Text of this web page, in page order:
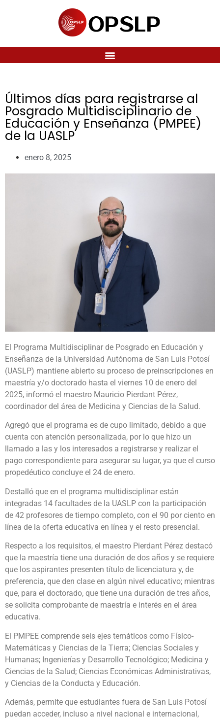
Últimos días para registrarse al
Posgrado Multidisciplinario de
Educación y Enseñanza (PMPEE)
de la UASLP
enero 8, 2025
El Programa Multidisciplinar de Posgrado en Educación y
Enseñanza de la Universidad Autónoma de San Luis Potosí
(UASLP) mantiene abierto su proceso de preinscripciones en
maestría y/o doctorado hasta el viernes 10 de enero del
2025, informó el maestro Mauricio Pierdant Pérez,
coordinador del área de Medicina y Ciencias de la Salud.
Agregó que el programa es de cupo limitado, debido a que
cuenta con atención personalizada, por lo que hizo un
llamado a las y los interesados a registrarse y realizar el
pago correspondiente para asegurar su lugar, ya que el curso
propedéutico concluye el 24 de enero.
Destalló que en el programa multidisciplinar están
integradas 14 facultades de la UASLP con la participación
de 42 profesores de tiempo completo, con el 90 por ciento en
línea de la oferta educativa en línea y el resto presencial.
Respecto a los requisitos, el maestro Pierdant Pérez destacó
que la maestría tiene una duración de dos años y se requiere
que los aspirantes presenten título de licenciatura y, de
preferencia, que den clase en algún nivel educativo; mientras
que, para el doctorado, que tiene una duración de tres años,
se solicita comprobante de maestría e interés en el área
educativa.
El PMPEE comprende seis ejes temáticos como Físico-
Matemáticas y Ciencias de la Tierra; Ciencias Sociales y
Humanas; Ingenierías y Desarrollo Tecnológico; Medicina y
Ciencias de la Salud; Ciencias Económicas Administrativas,
y Ciencias de la Conducta y Educación.
Además, permite que estudiantes fuera de San Luis Potosí
puedan acceder, incluso a nivel nacional e internacional,